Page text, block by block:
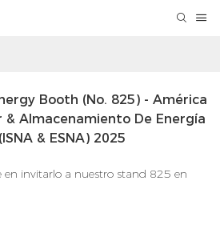
Booth (No. 825) - América
& Almacenamiento De Energía
& ESNA) 2025
en invitarlo a nuestro stand 825 en